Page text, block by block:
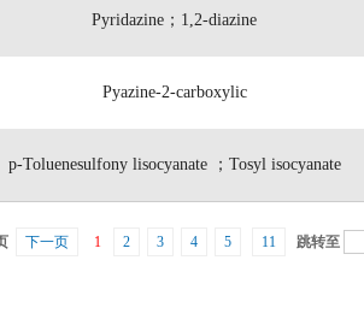
Pyridazine；1,2-diazine
Pyazine-2-carboxylic
p-Toluenesulfony lisocyanate ；Tosyl isocyanate
下一页 1 2 3 4 5 11 跳转至